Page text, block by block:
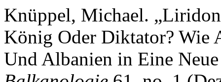
Knüppel, Michael.
König Oder Diktator? Wie
Und Albanien in Eine